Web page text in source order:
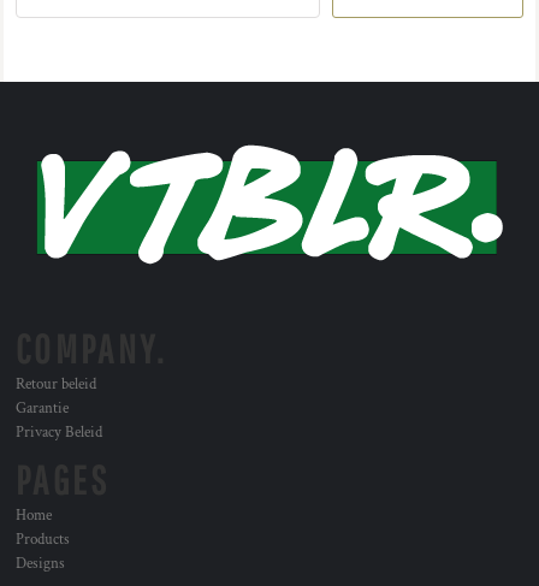
Retour beleid
Garantie
Privacy Beleid
Home
Products
Designs